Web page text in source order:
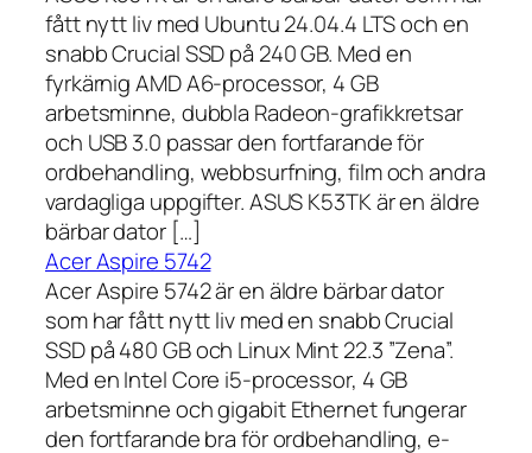
fått nytt liv med Ubuntu 24.04.4 LTS och en
snabb Crucial SSD på 240 GB. Med en
fyrkärnig AMD A6-processor, 4 GB
arbetsminne, dubbla Radeon-grafikkretsar
och USB 3.0 passar den fortfarande för
ordbehandling, webbsurfning, film och andra
vardagliga uppgifter. ASUS K53TK är en äldre
bärbar dator […]
Acer Aspire 5742
Acer Aspire 5742 är en äldre bärbar dator
som har fått nytt liv med en snabb Crucial
SSD på 480 GB och Linux Mint 22.3 ”Zena”.
Med en Intel Core i5-processor, 4 GB
arbetsminne och gigabit Ethernet fungerar
den fortfarande bra för ordbehandling, e-